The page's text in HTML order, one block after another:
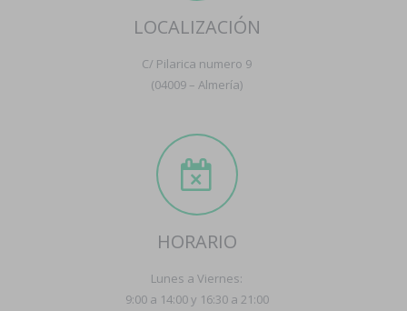
LOCALIZACIÓN
C/ Pilarica numero 9
(04009 – Almería)
HORARIO
Lunes a Viernes:
9:00 a 14:00 y 16:30 a 21:00